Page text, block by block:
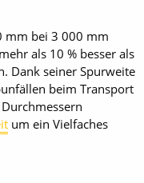
mm bei 3 000 mm
als 10 % besser als
Dank seiner Spurweite
beim Transport
um ein Vielfaches